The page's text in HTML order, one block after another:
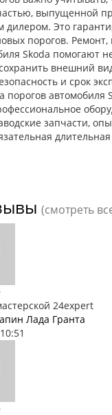
выпущенной
Это
порогов.
Skoda помогают
внешний
и срок
порогов автомобиля
запчасти,
(смотреть
24expert
Лада Гранта